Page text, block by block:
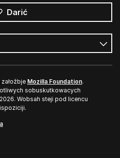
Darić
Mozilla Foundation.
sobuskutkowacych
Wobsah steji pod licencu